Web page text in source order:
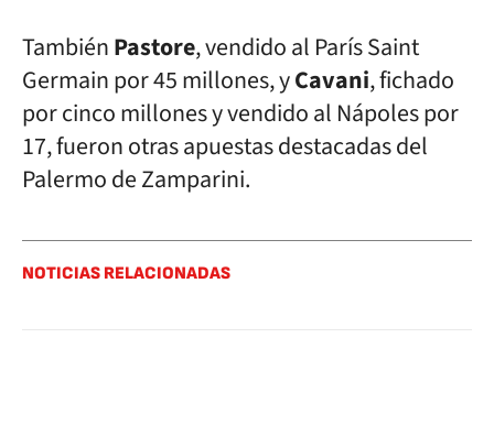
TambiénPastore, vendido al París Saint
Germain por 45 millones, yCavani, fichado
por cinco millones y vendido al Nápoles por
17, fueron otras apuestas destacadas del
Palermo de Zamparini.
NOTICIAS RELACIONADAS